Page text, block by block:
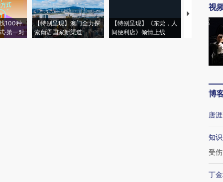
100种
·第一对
【特别呈现】澳门全力探
索葡语国家新渠道
【特别呈现】《东莞，人
间便利店》倾情上线
【推广】走
会，让数智
视
博
唐涯
知
受伤
丁